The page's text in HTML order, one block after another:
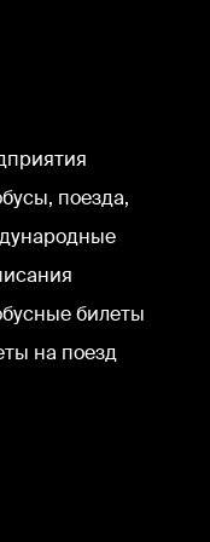
поезда,
билеты
на поезд